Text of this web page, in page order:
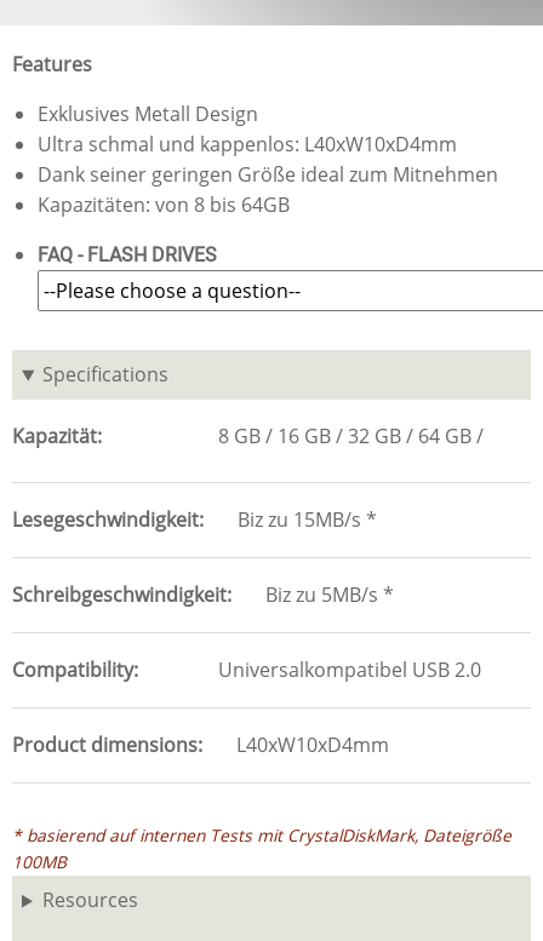
Features
Exklusives Metall Design
Ultra schmal und kappenlos: L40xW10xD4mm
Dank seiner geringen Größe ideal zum Mitnehmen
Kapazitäten: von 8 bis 64GB
FAQ - FLASH DRIVES
Specifications
Kapazität 8 GB 16 GB 32 GB 64 GB
Lesegeschwindigkeit Biz zu 15MB/s *
Schreibgeschwindigkeit Biz zu 5MB/s *
Compatibility Universalkompatibel USB 2.0
Product dimensions L40xW10xD4mm
* basierend auf internen Tests mit CrystalDiskMark, Dateigröße
100MB
Resources